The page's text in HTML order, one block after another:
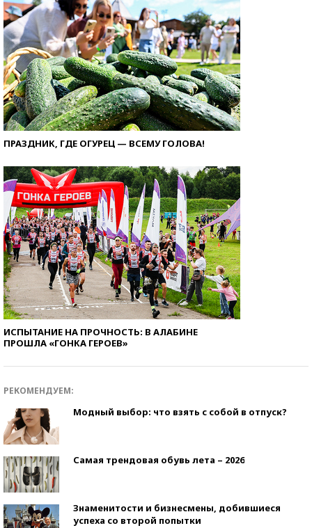
ПРАЗДНИК, ГДЕ ОГУРЕЦ — ВСЕМУ ГОЛОВА!
ИСПЫТАНИЕ НА ПРОЧНОСТЬ: В АЛАБИНЕ
ПРОШЛА «ГОНКА ГЕРОЕВ»
РЕКОМЕНДУЕМ:
Модный выбор: что взять с собой в отпуск?
Самая трендовая обувь лета – 2026
Знаменитости и бизнесмены, добившиеся
успеха со второй попытки